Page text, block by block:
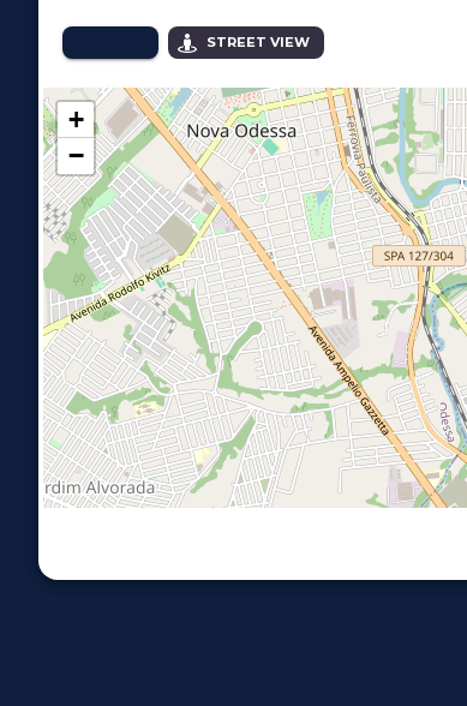
STREET VIEW
+
−